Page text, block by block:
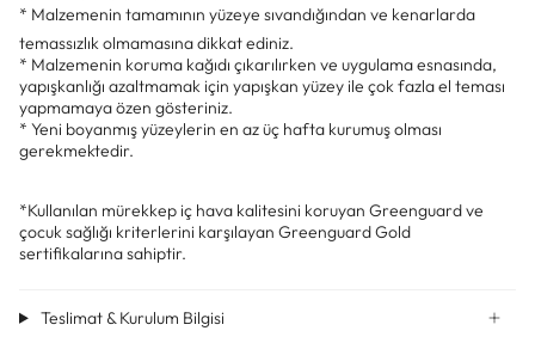
* Malzemenin tamamının yüzeye sıvandığından ve kenarlarda
temassızlık olmamasına dikkat ediniz.
* Malzemenin koruma kağıdı çıkarılırken ve uygulama esnasında,
yapışkanlığı azaltmamak için yapışkan yüzey ile çok fazla el teması
yapmamaya özen gösteriniz.
* Yeni boyanmış yüzeylerin en az üç hafta kurumuş olması
gerekmektedir.
*Kullanılan mürekkep iç hava kalitesini koruyan Greenguard ve
çocuk sağlığı kriterlerini karşılayan Greenguard Gold
sertifikalarına sahiptir.
Teslimat & Kurulum Bilgisi